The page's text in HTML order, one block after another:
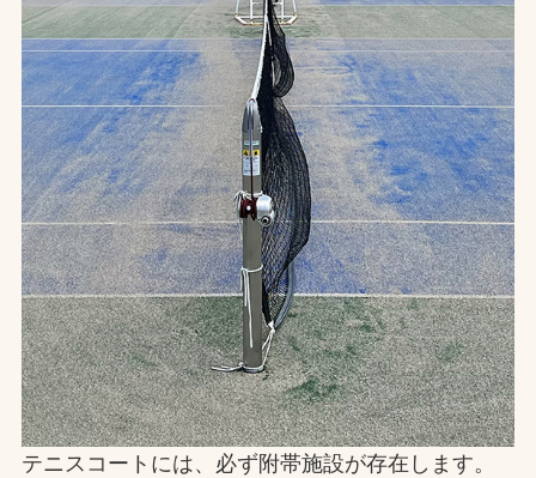
お取引先の皆様へ
プライバシーポリシー
ソーシャルメディアポリシー
Instagram
FacebookYouTube
文字の見えづらさや操作にお困りの方へ
テニスコートには、必ず附帯施設が存在します。